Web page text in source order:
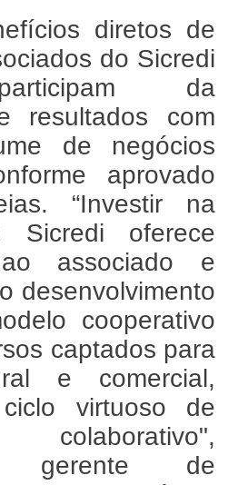
diretos de
do Sicredi
da
resultados com
de negócios
aprovado
“Investir na
Sicredi oferece
ao associado e
desenvolvimento
cooperativo
captados para
e comercial,
virtuoso de
colaborativo",
gerente de